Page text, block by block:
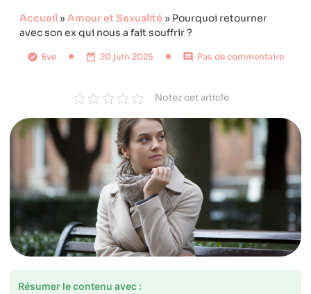
Accueil » Amour et Sexualité » Pourquoi retourner
avec son ex qui nous a fait souffrir ?
Eve 20 juin 2025 Pas de commentaire
Notez cet article
Résumer le contenu avec :